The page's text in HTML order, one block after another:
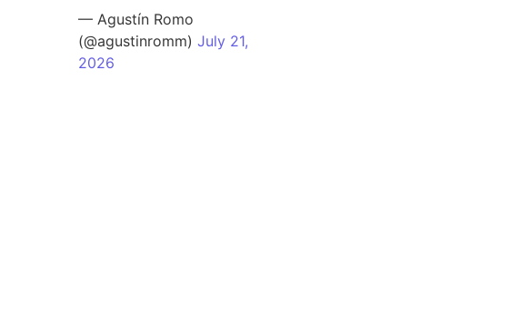
— Agustín Romo
(@agustinromm)July 21,
2026